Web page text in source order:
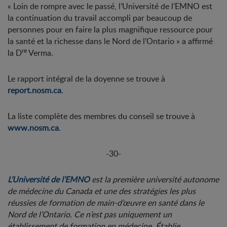
« Loin de rompre avec le passé, l’Université de l’EMNO est
la continuation du travail accompli par beaucoup de
personnes pour en faire la plus magnifique ressource pour
la santé et la richesse dans le Nord de l’Ontario » a affirmé
la DreVerma.
Le rapport intégral de la doyenne se trouve à
report.nosm.ca.
La liste complète des membres du conseil se trouve à
www.nosm.ca.
-30-
L’Université de l’EMNOest la première université autonome
de médecine du Canada et une des stratégies les plus
réussies de formation de main-d’œuvre en santé dans le
Nord de l’Ontario. Ce n’est pas uniquement un